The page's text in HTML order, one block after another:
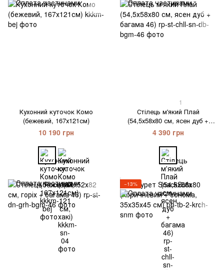
Кухонний куточок Комо
(бежевий, 167х121см)
10 190 грн
1
Стілець м'який Плай
(54,5х58х80 см, ясен дуб +
багама 46)
4 390 грн
−13%